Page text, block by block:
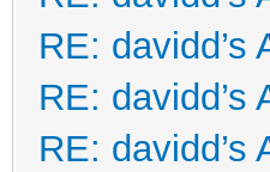
RE: davidd’s
RE: davidd’s
RE: davidd’s